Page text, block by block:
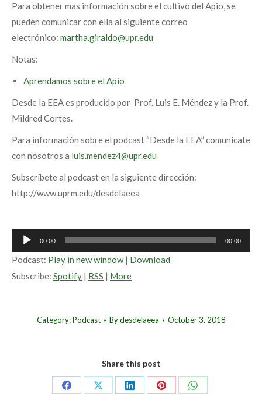
Para obtener mas información sobre el cultivo del Apio, se
pueden comunicar con ella al siguiente correo
electrónico: martha.giraldo@upr.edu
Notas:
Aprendamos sobre el Apio
Desde la EEA es producido por Prof. Luis E. Méndez y la Prof.
Mildred Cortes.
Para información sobre el podcast “Desde la EEA” comunícate
con nosotros a luis.mendez4@upr.edu
Subscríbete al podcast en la siguiente dirección:
http://www.uprm.edu/desdelaeea
Audio
Player
00:00 00:00
Podcast: Play in new window| Download
Subscribe: Spotify | RSS | More
Category:Podcast Bydesdelaeea October 3, 2018
Share this post
Share
Share
Share
Share
Share